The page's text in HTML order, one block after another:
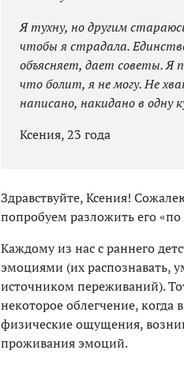
Я тухну, но другим
чтобы я страдала.
объясняет, дает советы. Я
что болит, я не могу. Не
написано, накидано в одну
Ксения, 23 года
Здравствуйте, Ксения!
попробуем разложить его
Каждому из нас с раннего
эмоциями (их распознавать,
источником переживаний).
некоторое облегчение, когда
физические ощущения,
проживания эмоций.